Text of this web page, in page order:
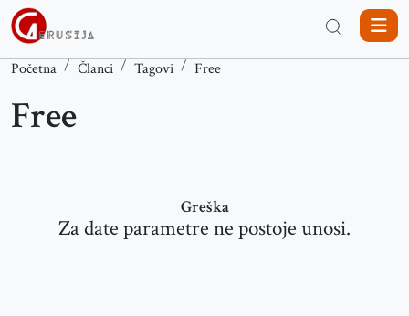
Početna Članci Tagovi Free
Free
Greška
Za date parametre ne postoje unosi.